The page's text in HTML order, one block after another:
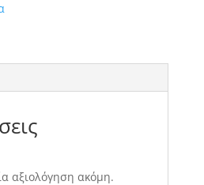
αξιολόγηση ακόμη.